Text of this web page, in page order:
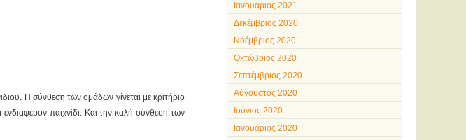
Η σύνθεση των ομάδων γίνεται με κριτήριο
παιχνίδι. Και την καλή σύνθεση των
Ιανουάριος 2021
Δεκέμβριος 2020
Νοέμβριος 2020
Οκτώβριος 2020
Σεπτέμβριος 2020
Αύγουστος 2020
Ιούνιος 2020
Ιανουάριος 2020